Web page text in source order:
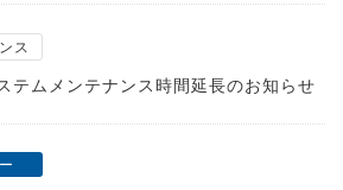
ス
テムメンテナンス時間延長のお知らせ